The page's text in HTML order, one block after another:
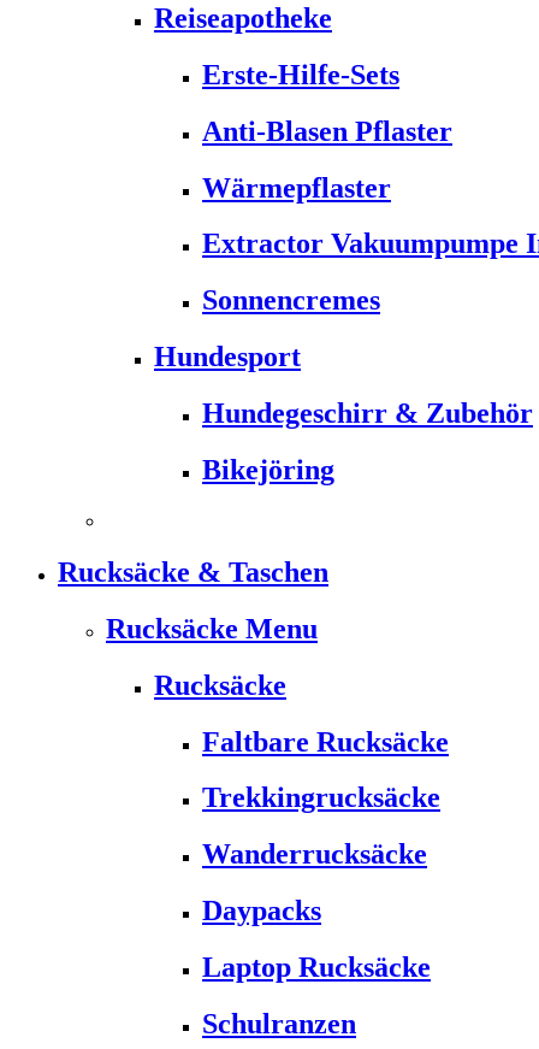
Reiseapotheke
Erste-Hilfe-Sets
Anti-Blasen Pflaster
Wärmepflaster
Extractor Vakuumpumpe
Sonnencremes
Hundesport
Hundegeschirr & Zubehör
Bikejöring
Rucksäcke & Taschen
Rucksäcke Menu
Rucksäcke
Faltbare Rucksäcke
Trekkingrucksäcke
Wanderrucksäcke
Daypacks
Laptop Rucksäcke
Schulranzen